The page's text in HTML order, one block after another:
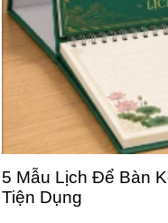
5 Mẫu Lịch Để Bàn
Tiện Dụng